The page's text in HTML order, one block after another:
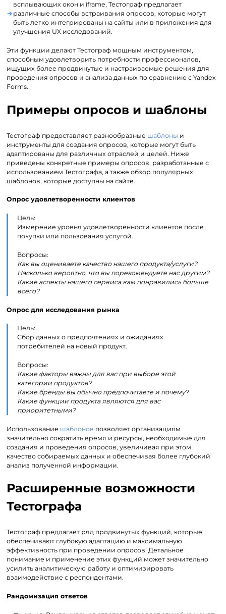
всплывающих окон и iframe, Тестограф предлагает
различные способы встраивания опросов, которые могут
быть легко интегрированы на сайты или в приложения для
улучшения UX исследований.
Эти функции делают Тестограф мощным инструментом,
способным удовлетворить потребности профессионалов,
ищущих более продвинутые и настраиваемые решения для
проведения опросов и анализа данных по сравнению с Yandex
Forms.
Примеры опросов и шаблоны
Тестограф предоставляет разнообразные шаблоны и
инструменты для создания опросов, которые могут быть
адаптированы для различных отраслей и целей. Ниже
приведены конкретные примеры опросов, разработанные с
использованием Тестографа, а также обзор популярных
шаблонов, которые доступны на сайте.
Опрос удовлетворенности клиентов
Цель:
Измерение уровня удовлетворенности клиентов после
покупки или пользования услугой.
Вопросы:
Как вы оцениваете качество нашего продукта/услуги?
Насколько вероятно, что вы порекомендуете нас другим?
Какие аспекты нашего сервиса вам понравились больше
всего?
Опрос для исследования рынка
Цель:
Сбор данных о предпочтениях и ожиданиях
потребителей на новый продукт.
Вопросы:
Какие факторы важны для вас при выборе этой
категории продуктов?
Какие бренды вы обычно предпочитаете и почему?
Какие функции продукта являются для вас
приоритетными?
Использование шаблонов позволяет организациям
значительно сократить время и ресурсы, необходимые для
создания и проведения опросов, увеличивая при этом
качество собираемых данных и обеспечивая более глубокий
анализ полученной информации.
Расширенные возможности
Тестографа
Тестограф предлагает ряд продвинутых функций, которые
обеспечивают глубокую адаптацию и максимальную
эффективность при проведении опросов. Детальное
понимание и применение этих функций может значительно
усилить аналитическую работу и оптимизировать
взаимодействие с респондентами.
Рандомизация ответов